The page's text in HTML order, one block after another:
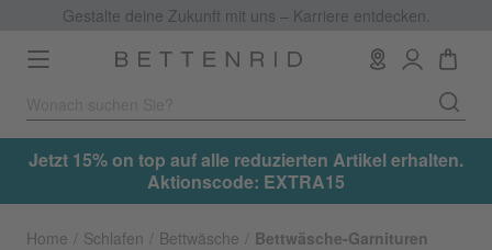
Gestalte deine Zukunft mit uns – Karriere entdecken.
Toggle
navigation
Jetzt 15% on top auf alle reduzierten Artikel erhalten.
Aktionscode: EXTRA15
Home Schlafen Bettwäsche Bettwäsche-Garnituren